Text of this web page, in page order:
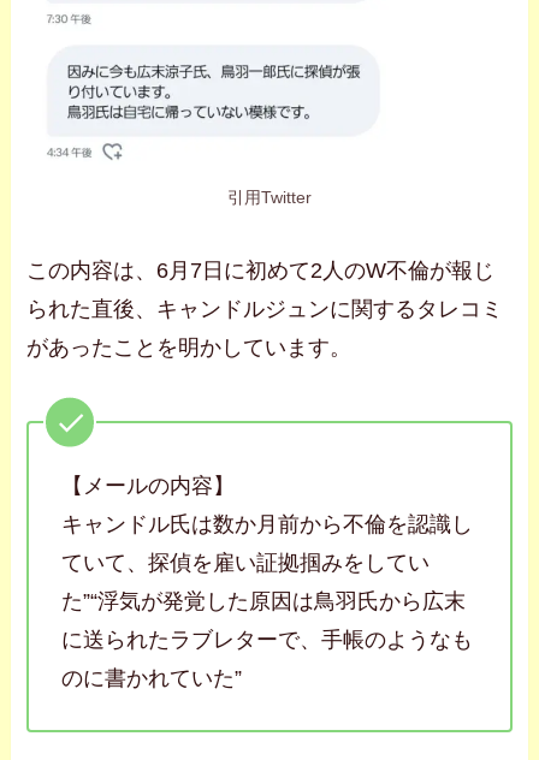
引用Twitter
この内容は、6月7日に初めて2人のW不倫が報じ
られた直後、キャンドルジュンに関するタレコミ
があったことを明かしています。
【メールの内容】
キャンドル氏は数か月前から不倫を認識し
ていて、探偵を雇い証拠掴みをしてい
た”“浮気が発覚した原因は鳥羽氏から広末
に送られたラブレターで、手帳のようなも
のに書かれていた”